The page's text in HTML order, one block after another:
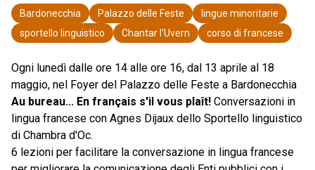
Bardonecchia Palazzo delle Feste
lingue minoritarie
sportello linguistico
Chantar l'Uvern corso di francese
Ogni lunedì dalle ore 14 alle ore 16, dal 13 aprile al 18
maggio, nel Foyer del Palazzo delle Feste a Bardonecchia
Au bureau... En français s'il vous plaît! Conversazioni in
lingua francese con Agnes Dijaux dello Sportello linguistico
di Chambra d'Oc.
6 lezioni per facilitare la conversazione in lingua francese